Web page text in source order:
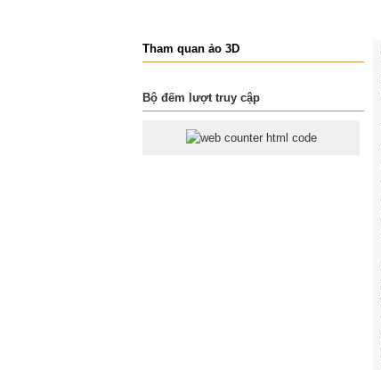
Tham quan ảo 3D
Bộ đếm lượt truy cập